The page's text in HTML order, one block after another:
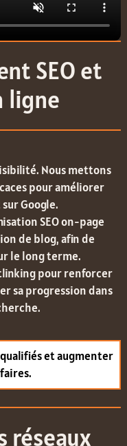
SEO et
ligne
Nous mettons
pour améliorer
Google.
SEO on-page
de blog, afin de
le long terme.
pour renforcer
sa progression dans
et augmenter
réseaux